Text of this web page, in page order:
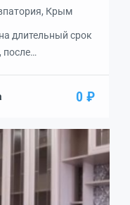
Крым
длительный срок
после
детьми .
0 ₽